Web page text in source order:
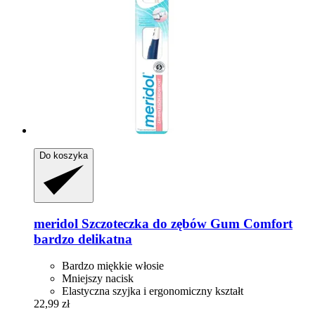
Do koszyka
meridol Szczoteczka do zębów Gum Comfort
bardzo delikatna
Bardzo miękkie włosie
Mniejszy nacisk
Elastyczna szyjka i ergonomiczny kształt
22,99 zł